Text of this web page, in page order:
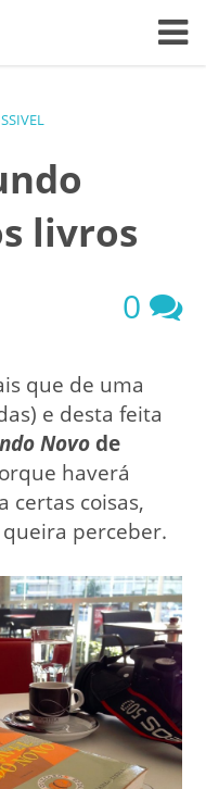
livros
0
que de uma
e desta feita
Novo de
haverá
certas coisas,
perceber.